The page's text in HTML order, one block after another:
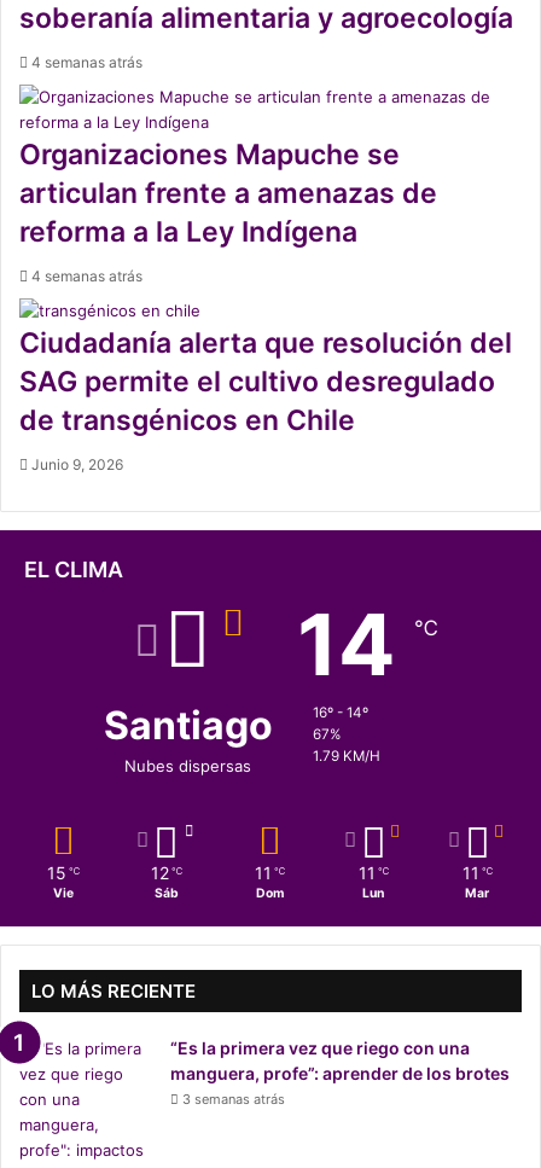
soberanía alimentaria y agroecología
4 semanas atrás
Organizaciones Mapuche se
articulan frente a amenazas de
reforma a la Ley Indígena
4 semanas atrás
Ciudadanía alerta que resolución del
SAG permite el cultivo desregulado
de transgénicos en Chile
Junio 9, 2026
EL CLIMA
Santiago
Nubes dispersas
14 ℃
16º - 14º
67%
1.79 KM/H
15 ℃
Vie
12 ℃
Sáb
11 ℃
Dom
11 ℃
Lun
11 ℃
Mar
LO MÁS RECIENTE
“Es la primera vez que riego con una
manguera, profe”: aprender de los brotes
3 semanas atrás